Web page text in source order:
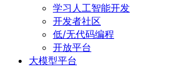
学习人工智能开发
开发者社区
低/无代码编程
开放平台
大模型平台